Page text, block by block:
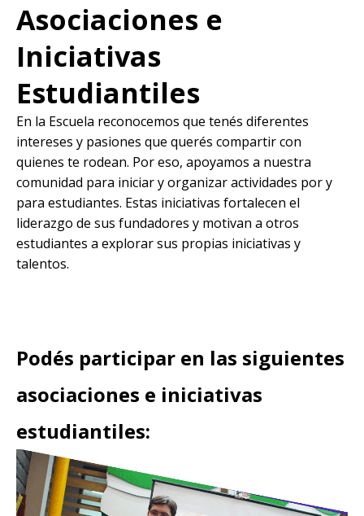
Asociaciones e
Iniciativas
Estudiantiles
En la Escuela reconocemos que tenés diferentes
intereses y pasiones que querés compartir con
quienes te rodean. Por eso, apoyamos a nuestra
comunidad para iniciar y organizar actividades por y
para estudiantes. Estas iniciativas fortalecen el
liderazgo de sus fundadores y motivan a otros
estudiantes a explorar sus propias iniciativas y
talentos.
Podés participar en las siguientes
asociaciones e iniciativas
estudiantiles: